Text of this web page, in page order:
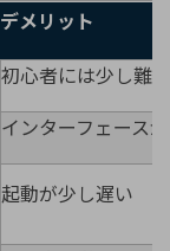
デメリット
初心者には少し難
インターフェース
起動が少し遅い